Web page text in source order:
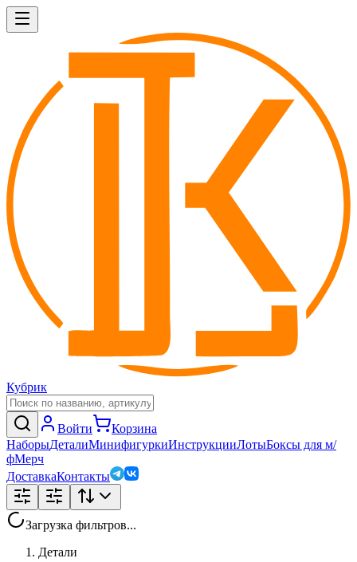
Кубрик
Войти
Корзина
НаборыДеталиМинифигуркиИнструкцииЛотыБоксы для м/
фМерч
ДоставкаКонтакты
Загрузка фильтров...
Детали